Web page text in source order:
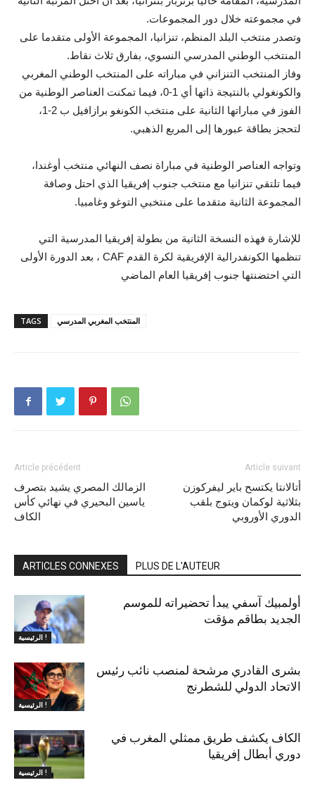
في مجموعته خلال دور المجموعات.
وتصدر منتخب البلد المنظم، تنزانيا، المجموعة الأولى متقدما على
المنتخب الوطني المدرسي النسوي، بفارق ثلاث نقاط.
وفاز المنتخب التنزاني في مباراته على المنتخب الوطني المغربي
والكونغولي بالنتيجة ذاتها أي 1-0، فيما تمكنت العناصر الوطنية من
الفوز في مباراتها الثانية على منتخب الكونغو برازافيل ب 2-1،
لتحجز بطاقة عبورها إلى المربع الذهبي.
وتواجه العناصر الوطنية في مباراة نصف النهائي منتخب أوغندا،
فيما تلتقي تنزانيا مع منتخب جنوب إفريقيا الذي احتل وصافة
المجموعة الثانية متقدما على منتخبي التوغو وغامبيا.
للإشارة فهذه النسخة الثانية من بطولة إفريقيا المدرسية التي
تنظمها الكونفدرالية الإفريقية لكرة القدم CAF ، بعد الدورة الأولى
التي احتضنتها جنوب إفريقيا العام الماضي
TAGS المنتخب المغربي المدرسي
Article précédent
الزمالك المصري يشيد بتصرف
ياسين البحيري في نهائي كأس
الكاف
Article suivant
أتالانتا يكتسح باير ليفركوزن
بثلاثية لوكمان ويتوج بلقب
الدوري الأوروبي
ARTICLES CONNEXES PLUS DE L'AUTEUR
الرئيسية !
أولمبيك آسفي يبدأ تحضيراته للموسم
الجديد بطاقم مؤقت
الرئيسية !
بشرى القادري مرشحة لمنصب نائب رئيس
الاتحاد الدولي للشطرنج
الرئيسية !
الكاف يكشف طريق ممثلي المغرب في
دوري أبطال إفريقيا